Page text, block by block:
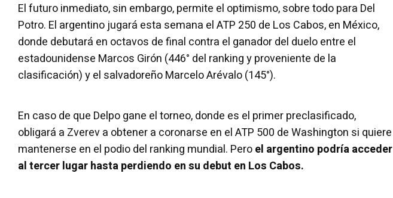
El futuro inmediato, sin embargo, permite el optimismo, sobre todo para Del
Potro. El argentino jugará esta semana el ATP 250 de Los Cabos, en México,
donde debutará en octavos de final contra el ganador del duelo entre el
estadounidense Marcos Girón (446° del ranking y proveniente de la
clasificación) y el salvadoreño Marcelo Arévalo (145°).
En caso de que Delpo gane el torneo, donde es el primer preclasificado,
obligará a Zverev a obtener a coronarse en el ATP 500 de Washington si quiere
mantenerse en el podio del ranking mundial. Peroel argentino podría acceder
al tercer lugar hasta perdiendo en su debut en Los Cabos.